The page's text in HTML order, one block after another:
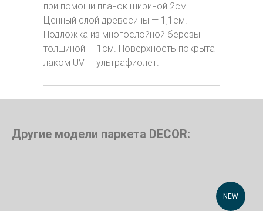
при помощи планок шириной 2см.
Ценный слой древесины — 1,1см.
Подложка из многослойной березы
толщиной — 1см. Поверхность покрыта
лаком UV — ультрафиолет.
Другие модели паркета DECOR:
NEW